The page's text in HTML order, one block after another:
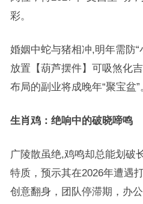
彩。
婚姻中蛇与猪相冲,明年需防
放置【葫芦摆件】可吸煞化
布局的副业将成晚年“聚宝盆”
生肖鸡：绝响中的破晓啼鸣
广陵散虽绝,鸡鸣却总能划破
特质，预示其在2026年遭遇
创意翻身，团队停滞期，办